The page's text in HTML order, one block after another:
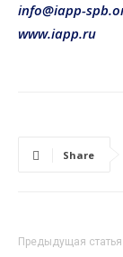
info@iapp-
www.iapp.ru
Share
Предыдущая статья